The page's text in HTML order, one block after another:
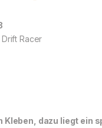
Racer
dazu liegt ein